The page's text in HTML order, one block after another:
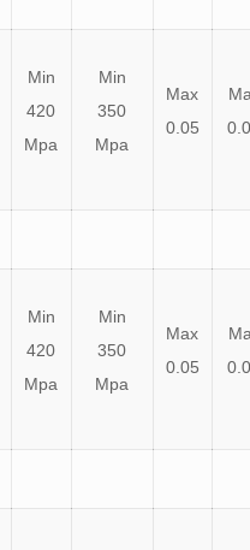
Min
420
Mpa
Min
350
Mpa
Max
0.05
Min
420
Mpa
Min
350
Mpa
Max
0.05